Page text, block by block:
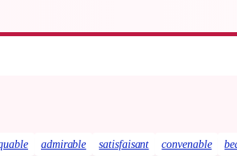
admirable satisfaisant convenable